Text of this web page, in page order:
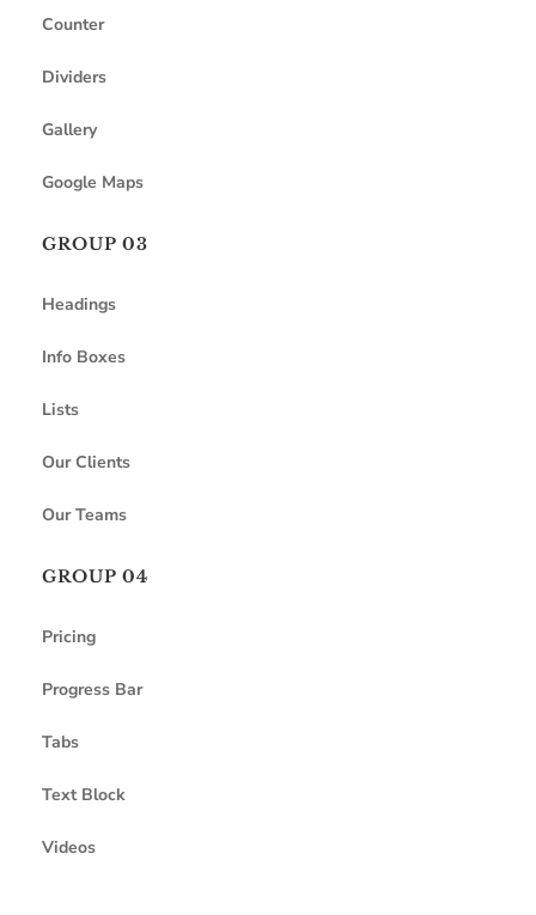
Counter
Dividers
Gallery
Google Maps
GROUP 03
Headings
Info Boxes
Lists
Our Clients
Our Teams
GROUP 04
Pricing
Progress Bar
Tabs
Text Block
Videos